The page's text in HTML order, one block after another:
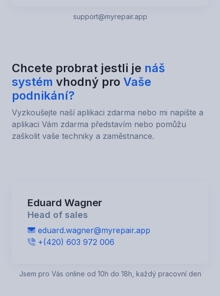
support@myrepair.app
Chcete probrat jestli je náš
systém vhodný pro Vaše
podnikání?
Vyzkoušejte naší aplikaci zdarma nebo mi napište a
aplikaci Vám zdarma představím nebo pomůžu
zaškolit vaše techniky a zaměstnance.
Eduard Wagner
Head of sales
eduard.wagner@myrepair.app
+(420) 603 972 006
Jsem pro Vás online od 10h do 18h, každý pracovní den